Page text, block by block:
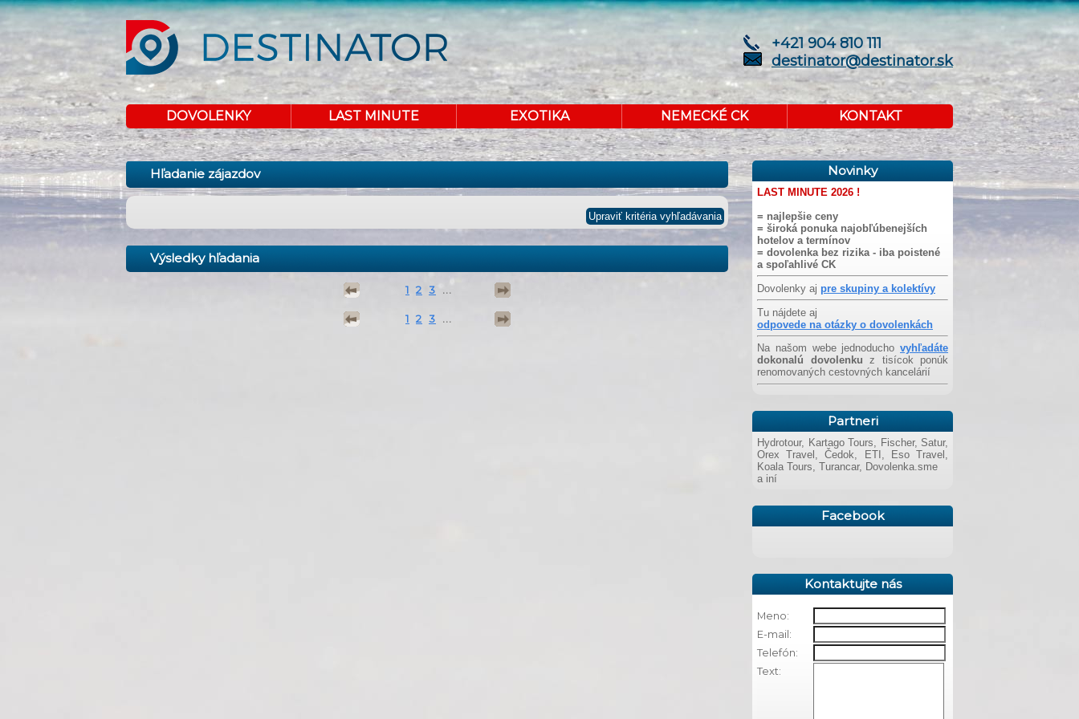
+421 904 810 111
destinator@destinator.sk
DOVOLENKY LAST MINUTE EXOTIKA NEMECKÉ CK KONTAKT
Hľadanie zájazdov
Výsledky hľadania
1 2 3 ...
1 2 3 ...
Novinky
LAST MINUTE 2026 !
= najlepšie ceny
= široká ponuka najobľúbenejších
hotelov a termínov
= dovolenka bez rizika - iba poistené
a spoľahlivé CK
Dovolenky aj pre skupiny a kolektívy
Tu nájdete aj
odpovede na otázky o dovolenkách
Na našom webe jednoducho vyhľadáte
dokonalú dovolenku z tisícok ponúk
renomovaných cestovných kancelárií
Partneri
Hydrotour, Kartago Tours, Fischer, Satur,
Orex Travel, Čedok, ETI, Eso Travel,
Koala Tours, Turancar, Dovolenka.sme
a iní
Facebook
Kontaktujte nás
Meno:
E-mail:
Telefón:
Text: